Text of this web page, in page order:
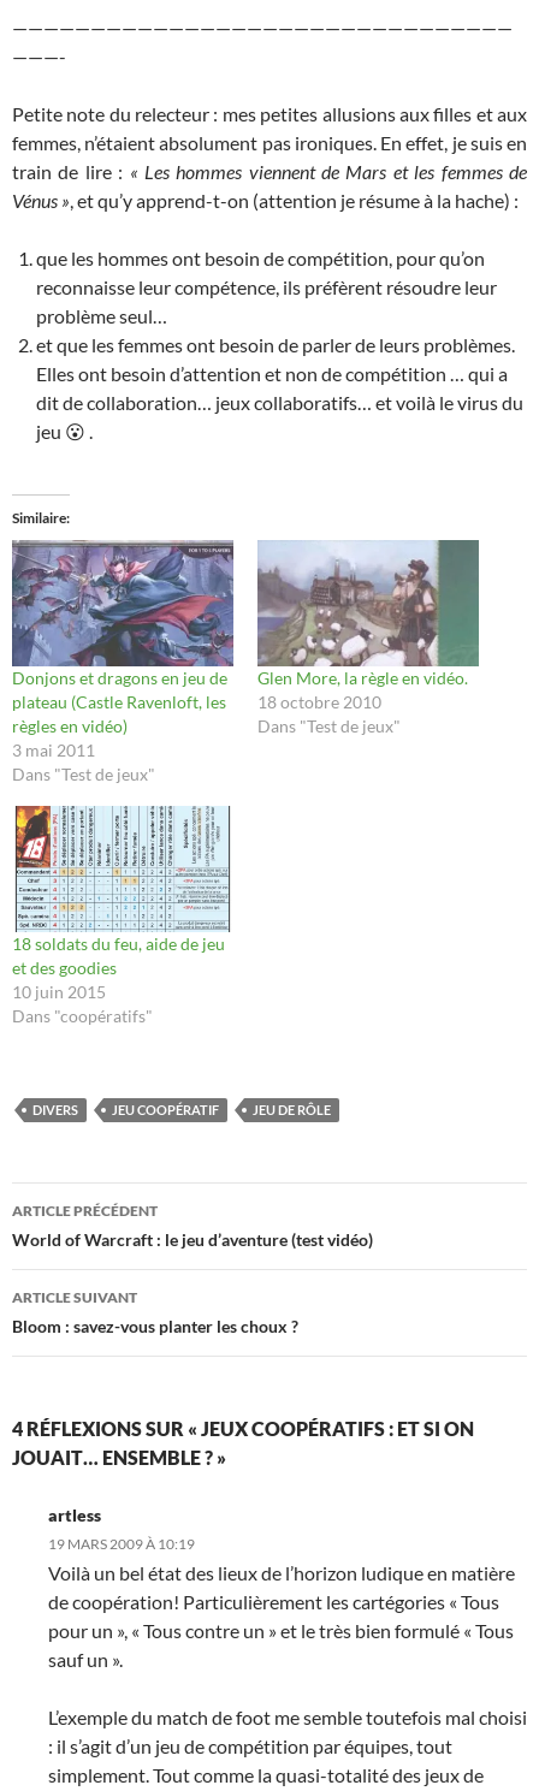
————————————————————————————————
———-
Petite note du relecteur : mes petites allusions aux filles et aux
femmes, n’étaient absolument pas ironiques. En effet, je suis en
train de lire : « Les hommes viennent de Mars et les femmes de
Vénus », et qu’y apprend-t-on (attention je résume à la hache) :
que les hommes ont besoin de compétition, pour qu’on
reconnaisse leur compétence, ils préfèrent résoudre leur
problème seul…
et que les femmes ont besoin de parler de leurs problèmes.
Elles ont besoin d’attention et non de compétition … qui a
dit de collaboration… jeux collaboratifs… et voilà le virus du
jeu 😮 .
Similaire
Donjons et dragons en jeu de
plateau (Castle Ravenloft, les
règles en vidéo)
3 mai 2011
Dans "Test de jeux"
Glen More, la règle en vidéo.
18 octobre 2010
Dans "Test de jeux"
18 soldats du feu, aide de jeu
et des goodies
10 juin 2015
Dans "coopératifs"
DIVERS JEU COOPÉRATIF JEU DE RÔLE
Navigation
des
articles
ARTICLE PRÉCÉDENT
World of Warcraft : le jeu d’aventure (test vidéo)
ARTICLE SUIVANT
Bloom : savez-vous planter les choux ?
4 RÉFLEXIONS SUR « JEUX COOPÉRATIFS : ET SI ON
JOUAIT… ENSEMBLE ? »
artless
19 MARS 2009 À 10:19
Voilà un bel état des lieux de l’horizon ludique en matière
de coopération! Particulièrement les cartégories « Tous
pour un », « Tous contre un » et le très bien formulé « Tous
sauf un ».
L’exemple du match de foot me semble toutefois mal choisi
: il s’agit d’un jeu de compétition par équipes, tout
simplement. Tout comme la quasi-totalité des jeux de